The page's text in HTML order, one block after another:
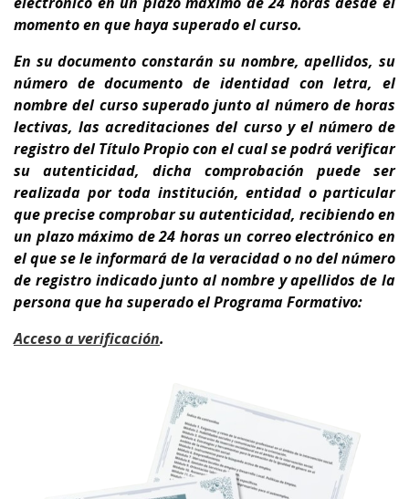
momento en que haya superado el curso.
En su documentoconstarán su nombre, apellidos, su
número de documento de identidad con letra, el
nombre del curso superado junto al número de horas
lectivas, las acreditaciones del curso y el número de
registro del Título Propio con el cual se podrá verificar
su autenticidad, dicha comprobación puede ser
realizada por toda institución, entidad o particular
que precise comprobar su autenticidad, recibiendo en
un plazo máximo de 24 horas un correo electrónico en
el que se le informará de la veracidad o no del número
de registro indicado junto al nombre y apellidos de la
persona que ha superado el Programa Formativo:
Acceso a verificación.